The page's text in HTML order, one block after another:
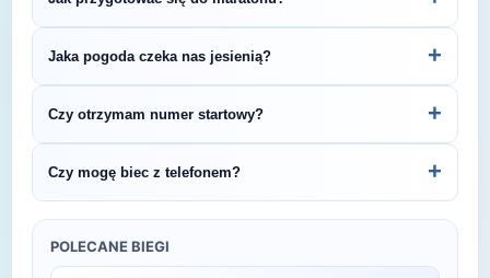
nawadniania na trasie. Dokładne informacje
znajdziesz w regulaminie zawodów.
16–20 tygodni. W planie powinny znaleźć się
długie wybiegania w weekendy, treningi tempowe
w tygodniu oraz odpowiednia regeneracja.
Jaka pogoda czeka nas jesienią? +
zmienne warunki. Sprawdź prognozę tuż przed
startem i wybierz strój warstwowy.
Czy otrzymam numer startowy? +
dniu zawodów podczas odbioru pakietu lub
wcześniej, zgodnie z instrukcją organizatora.
Czy mogę biec z telefonem? +
z opaski na ramię, pasa biegowego lub kieszeni w
odzieży sportowej.
POLECANE BIEGI